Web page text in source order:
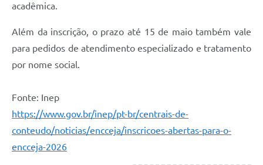
acadêmica.
Além da inscrição, o prazo até 15 de maio também vale
para pedidos de atendimento especializado e tratamento
por nome social.
Fonte: Inep
https://www.gov.br/inep/pt-br/centrais-de-
conteudo/noticias/encceja/inscricoes-abertas-para-o-
encceja-2026